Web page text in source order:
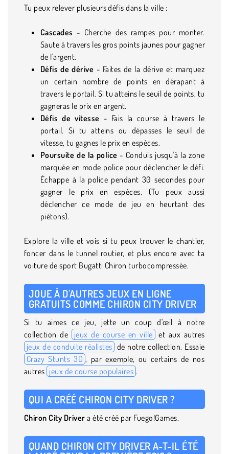
Tu peux relever plusieurs défis dans la ville :
Cascades - Cherche des rampes pour monter.
Saute à travers les gros points jaunes pour gagner
de l'argent.
Défis de dérive - Faites de la dérive et marquez
un certain nombre de points en dérapant à
travers le portail. Si tu atteins le seuil de points, tu
gagneras le prix en argent.
Défis de vitesse - Fais la course à travers le
portail. Si tu atteins ou dépasses le seuil de
vitesse, tu gagnes le prix en espèces.
Poursuite de la police - Conduis jusqu'à la zone
marquée en mode police pour déclencher le défi.
Échappe à la police pendant 30 secondes pour
gagner le prix en espèces. (Tu peux aussi
déclencher ce mode de jeu en heurtant des
piétons).
Explore la ville et vois si tu peux trouver le chantier,
foncer dans le tunnel routier, et plus encore avec ta
voiture de sport Bugatti Chiron turbocompressée.
JOUE À D'AUTRES JEUX EN LIGNE
GRATUITS COMME CHIRON CITY DRIVER
Si tu aimes ce jeu, jette un coup d'œil à notre
collection de
jeux de course en ville et aux autres
jeux de conduite réalistes de notre collection. Essaie
Crazy Stunts 3D , par exemple, ou certains de nos
autres jeux de course populaires .
QUI A CRÉÉ CHIRON CITY DRIVER ?
Chiron City Driver a été créé par Fuego!Games.
QUAND CHIRON CITY DRIVER A-T-IL ÉTÉ